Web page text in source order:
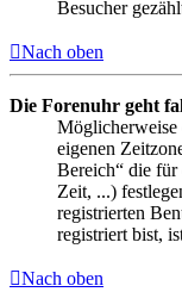
Besucher
Nach oben
Die Forenuhr geht
Möglicherweise
eigenen
Bereich“ die für
Zeit, ...)
registrierten
registriert bist,
Nach oben